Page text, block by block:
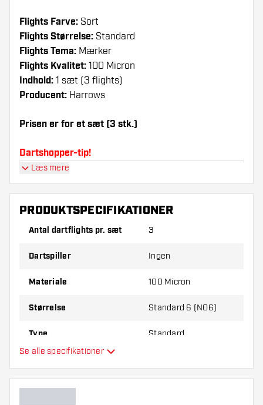
Flights Farve: Sort
Flights Størrelse: Standard
Flights Tema: Mærker
Flights Kvalitet: 100 Micron
Indhold: 1 sæt (3 flights)
Producent: Harrows
Prisen er for et sæt (3 stk.)
Dartshopper-tip!
på lager. Disse kan blive beskadiget eller
knækket ved brug.
anden tykkelse på flights for at finde ud af,
Læs mere
PRODUKTSPECIFIKATIONER
Antal dartflights pr. sæt 3
Dartspiller Ingen
Materiale 100 Micron
Størrelse Standard 6 (NO6)
Type Standard
Hovedfarve
Se alle specifikationer